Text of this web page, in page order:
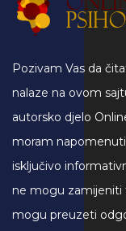
Pozivam Vas da
nalaze na ovom
autorsko djelo
moram
isključivo
ne mogu zamijeniti
mogu preuzeti